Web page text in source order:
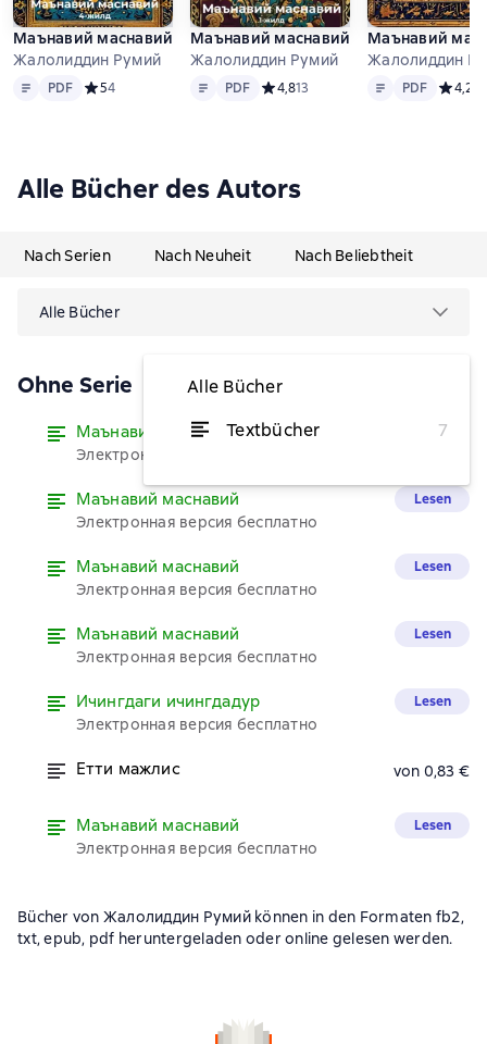
Маънавий маснавий
Жалолиддин Румий
Text PDF
PDF Средний рейтинг 5 на основе 4 оценок
54
Маънавий маснавий
Жалолиддин Румий
Text PDF
PDF Средний рейтинг 4,8 на основе 13
4,813
Маънавий
Жалолиддин
Text PDF
PDF 4,2
Alle Bücher des Autors
Nach Serien Nach Neuheit Nach Beliebtheit
Alle Bücher
Alle Bücher
Textbücher
7
Ohne Serie
Маънавий маснавий
Электронная версия бесплатно
Lesen
Маънавий маснавий
Электронная версия бесплатно
Lesen
Маънавий маснавий
Электронная версия бесплатно
Lesen
Маънавий маснавий
Электронная версия бесплатно
Lesen
Ичингдаги ичингдадур
Электронная версия бесплатно
Lesen
Етти мажлис von 0,83 €
Маънавий маснавий
Электронная версия бесплатно
Lesen
Bücher von Жалолиддин Румий können in den Formaten fb2,
txt, epub, pdf heruntergeladen oder online gelesen werden.